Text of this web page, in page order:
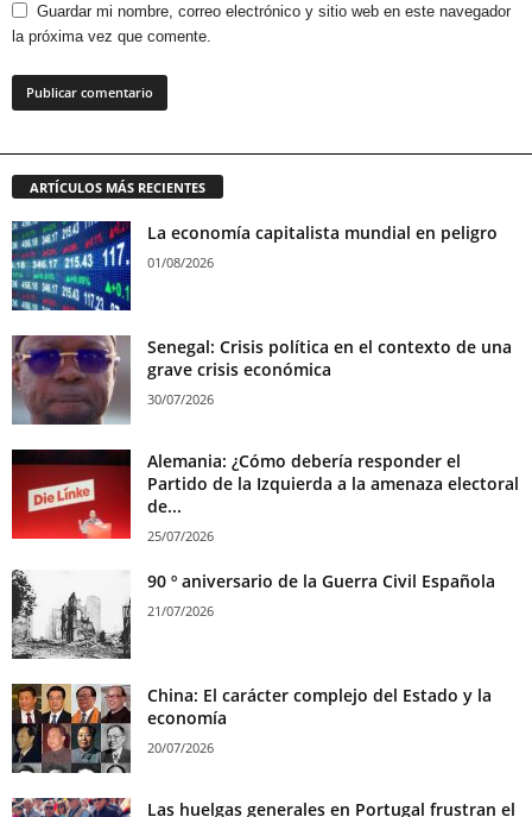
Guardar mi nombre, correo electrónico y sitio web en este navegador
la próxima vez que comente.
ARTÍCULOS MÁS RECIENTES
La economía capitalista mundial en peligro
01/08/2026
Senegal: Crisis política en el contexto de una
grave crisis económica
30/07/2026
Alemania: ¿Cómo debería responder el
Partido de la Izquierda a la amenaza electoral
de...
25/07/2026
90 º aniversario de la Guerra Civil Española
21/07/2026
China: El carácter complejo del Estado y la
economía
20/07/2026
Las huelgas generales en Portugal frustran el